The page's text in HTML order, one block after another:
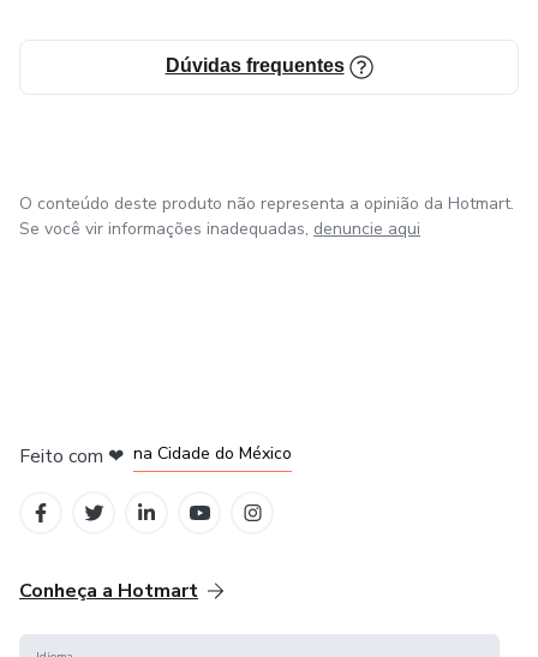
Dúvidas frequentes
O conteúdo deste produto não representa a opinião da Hotmart.
Se você vir informações inadequadas, denuncie aqui
Feito com ❤ na Cidade do México
Conheça a Hotmart